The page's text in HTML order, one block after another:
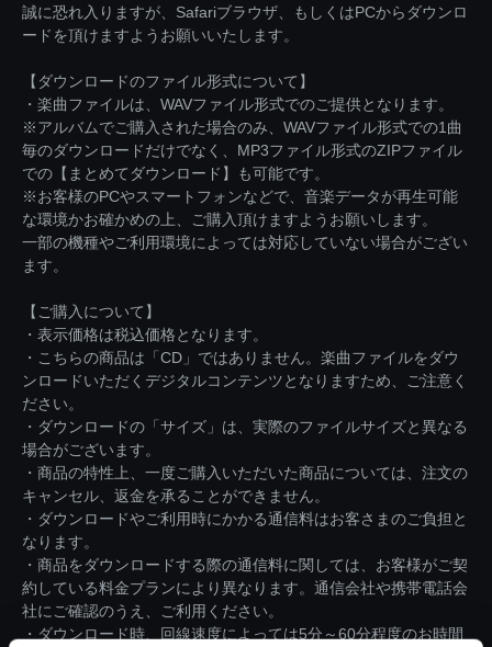
誠に恐れ入りますが、Safariブラウザ、もしくはPCからダウンロ
ードを頂けますようお願いいたします。
【ダウンロードのファイル形式について】
・楽曲ファイルは、WAVファイル形式でのご提供となります。
※アルバムでご購入された場合のみ、WAVファイル形式での1曲
毎のダウンロードだけでなく、MP3ファイル形式のZIPファイル
での【まとめてダウンロード】も可能です。
※お客様のPCやスマートフォンなどで、音楽データが再生可能
な環境かお確かめの上、ご購入頂けますようお願いします。
一部の機種やご利用環境によっては対応していない場合がござい
ます。
【ご購入について】
・表示価格は税込価格となります。
・こちらの商品は「CD」ではありません。楽曲ファイルをダウ
ンロードいただくデジタルコンテンツとなりますため、ご注意く
ださい。
・ダウンロードの「サイズ」は、実際のファイルサイズと異なる
場合がございます。
・商品の特性上、一度ご購入いただいた商品については、注文の
キャンセル、返金を承ることができません。
・ダウンロードやご利用時にかかる通信料はお客さまのご負担と
なります。
・商品をダウンロードする際の通信料に関しては、お客様がご契
約している料金プランにより異なります。通信会社や携帯電話会
社にご確認のうえ、ご利用ください。
・ダウンロード時、回線速度によっては5分～60分程度のお時間